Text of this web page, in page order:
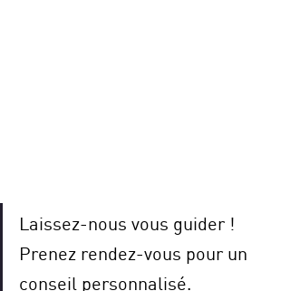
Laissez-nous vous guider !
Prenez rendez-vous pour un
conseil personnalisé.